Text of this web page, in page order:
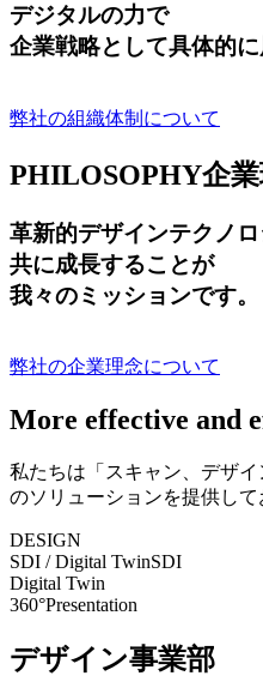
デジタルの力で
企業戦略として具体的に
弊社の組織体制について
PHILOSOPHY企
革新的デザインテクノ
共に成長することが
我々のミッションです。
弊社の企業理念について
More effective and
私たちは「スキャン、デザイ
のソリューションを提供して
DESIGN
SDI / Digital TwinSDI
Digital Twin
360°Presentation
デザイン事業部